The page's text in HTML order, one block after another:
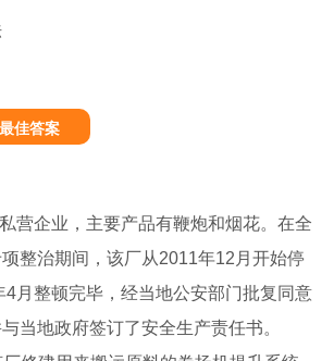
佳答案
营企业，主要产品有鞭炮和烟花。在全
整治期间，该厂从2011年12月开始停
4月整顿完毕，经当地公安部门批复同意
与当地政府签订了安全生产责任书。